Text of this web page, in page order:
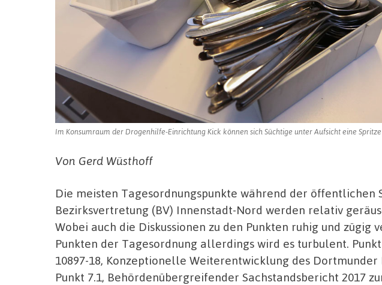
Im Konsumraum der Drogenhilfe-Einrichtung Kick können sich Süchtige unter Aufsicht eine Spritze
Von Gerd Wüsthoff
Die meisten Tagesordnungspunkte während der öffentlichen
Bezirksvertretung (BV) Innenstadt-Nord werden relativ
Wobei auch die Diskussionen zu den Punkten ruhig und zügig
Punkten der Tagesordnung allerdings wird es turbulent.
10897-18, Konzeptionelle Weiterentwicklung des
Punkt 7.1, Behördenübergreifender Sachstandsbericht 2017